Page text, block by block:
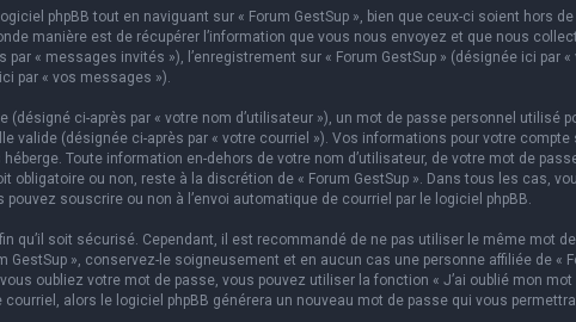
phpBB tout en naviguant sur « Forum GestSup », bien que ceux-ci soient hors
manière est de récupérer l’information que vous nous envoyez et que nous
« messages invités »), l’enregistrement sur « Forum GestSup » (désignée ici par
par « vos messages »).
ci-après par « votre nom d’utilisateur »), un mot de passe personnel utilisé
valide (désignée ci-après par « votre courriel »). Vos informations pour votre
Toute information en-dehors de votre nom d’utilisateur, de votre mot de
obligatoire ou non, reste à la discrétion de « Forum GestSup ». Dans tous les cas,
souscrire ou non à l’envoi automatique de courriel par le logiciel phpBB.
qu’il soit sécurisé. Cependant, il est recommandé de ne pas utiliser le même mot
», conservez-le soigneusement et en aucun cas une personne affiliée de «
oubliez votre mot de passe, vous pouvez utiliser la fonction « J’ai oublié mon
alors le logiciel phpBB générera un nouveau mot de passe qui vous